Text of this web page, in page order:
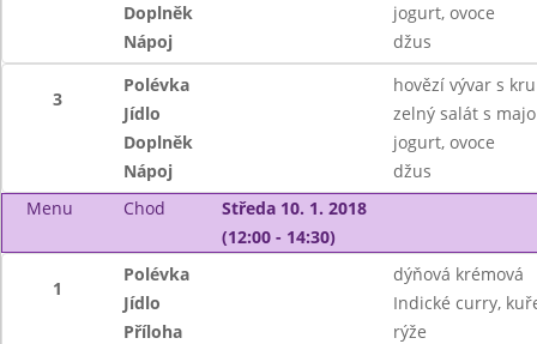
Doplněk
jogurt, ovoce
Nápoj
džus
3
Polévka
hovězí vývar s
Jídlo
zelný salát s
Doplněk
jogurt, ovoce
Nápoj
džus
Menu
Chod
Středa 10. 1. 2018
(12:00 - 14:30)
1
Polévka
dýňová krémová
Jídlo
Indické curry,
Příloha
rýže